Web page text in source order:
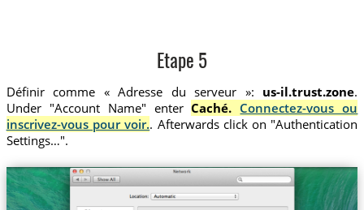
Etape 5
Définir comme « Adresse du serveur »: us-il.trust.zone.
Under "Account Name" enterCaché. Connectez-vous ou
inscrivez-vous pour voir.. Afterwards click on "Authentication
Settings…".